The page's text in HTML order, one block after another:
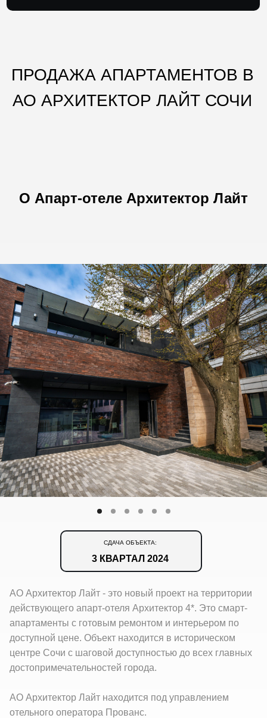
ПРОДАЖА АПАРТАМЕНТОВ В
АО АРХИТЕКТОР ЛАЙТ СОЧИ
О Апарт-отеле Архитектор Лайт
АО Архитектор Лайт - это новый проект на территории
действующего апарт-отеля Архитектор 4*. Это смарт-
апартаменты с готовым ремонтом и интерьером по
доступной цене. Объект находится в историческом
центре Сочи с шаговой доступностью до всех главных
достопримечательностей города.
АО Архитектор Лайт находится под управлением
отельного оператора Прованс.
СДАЧА ОБЪЕКТА:
3 КВАРТАЛ 2024